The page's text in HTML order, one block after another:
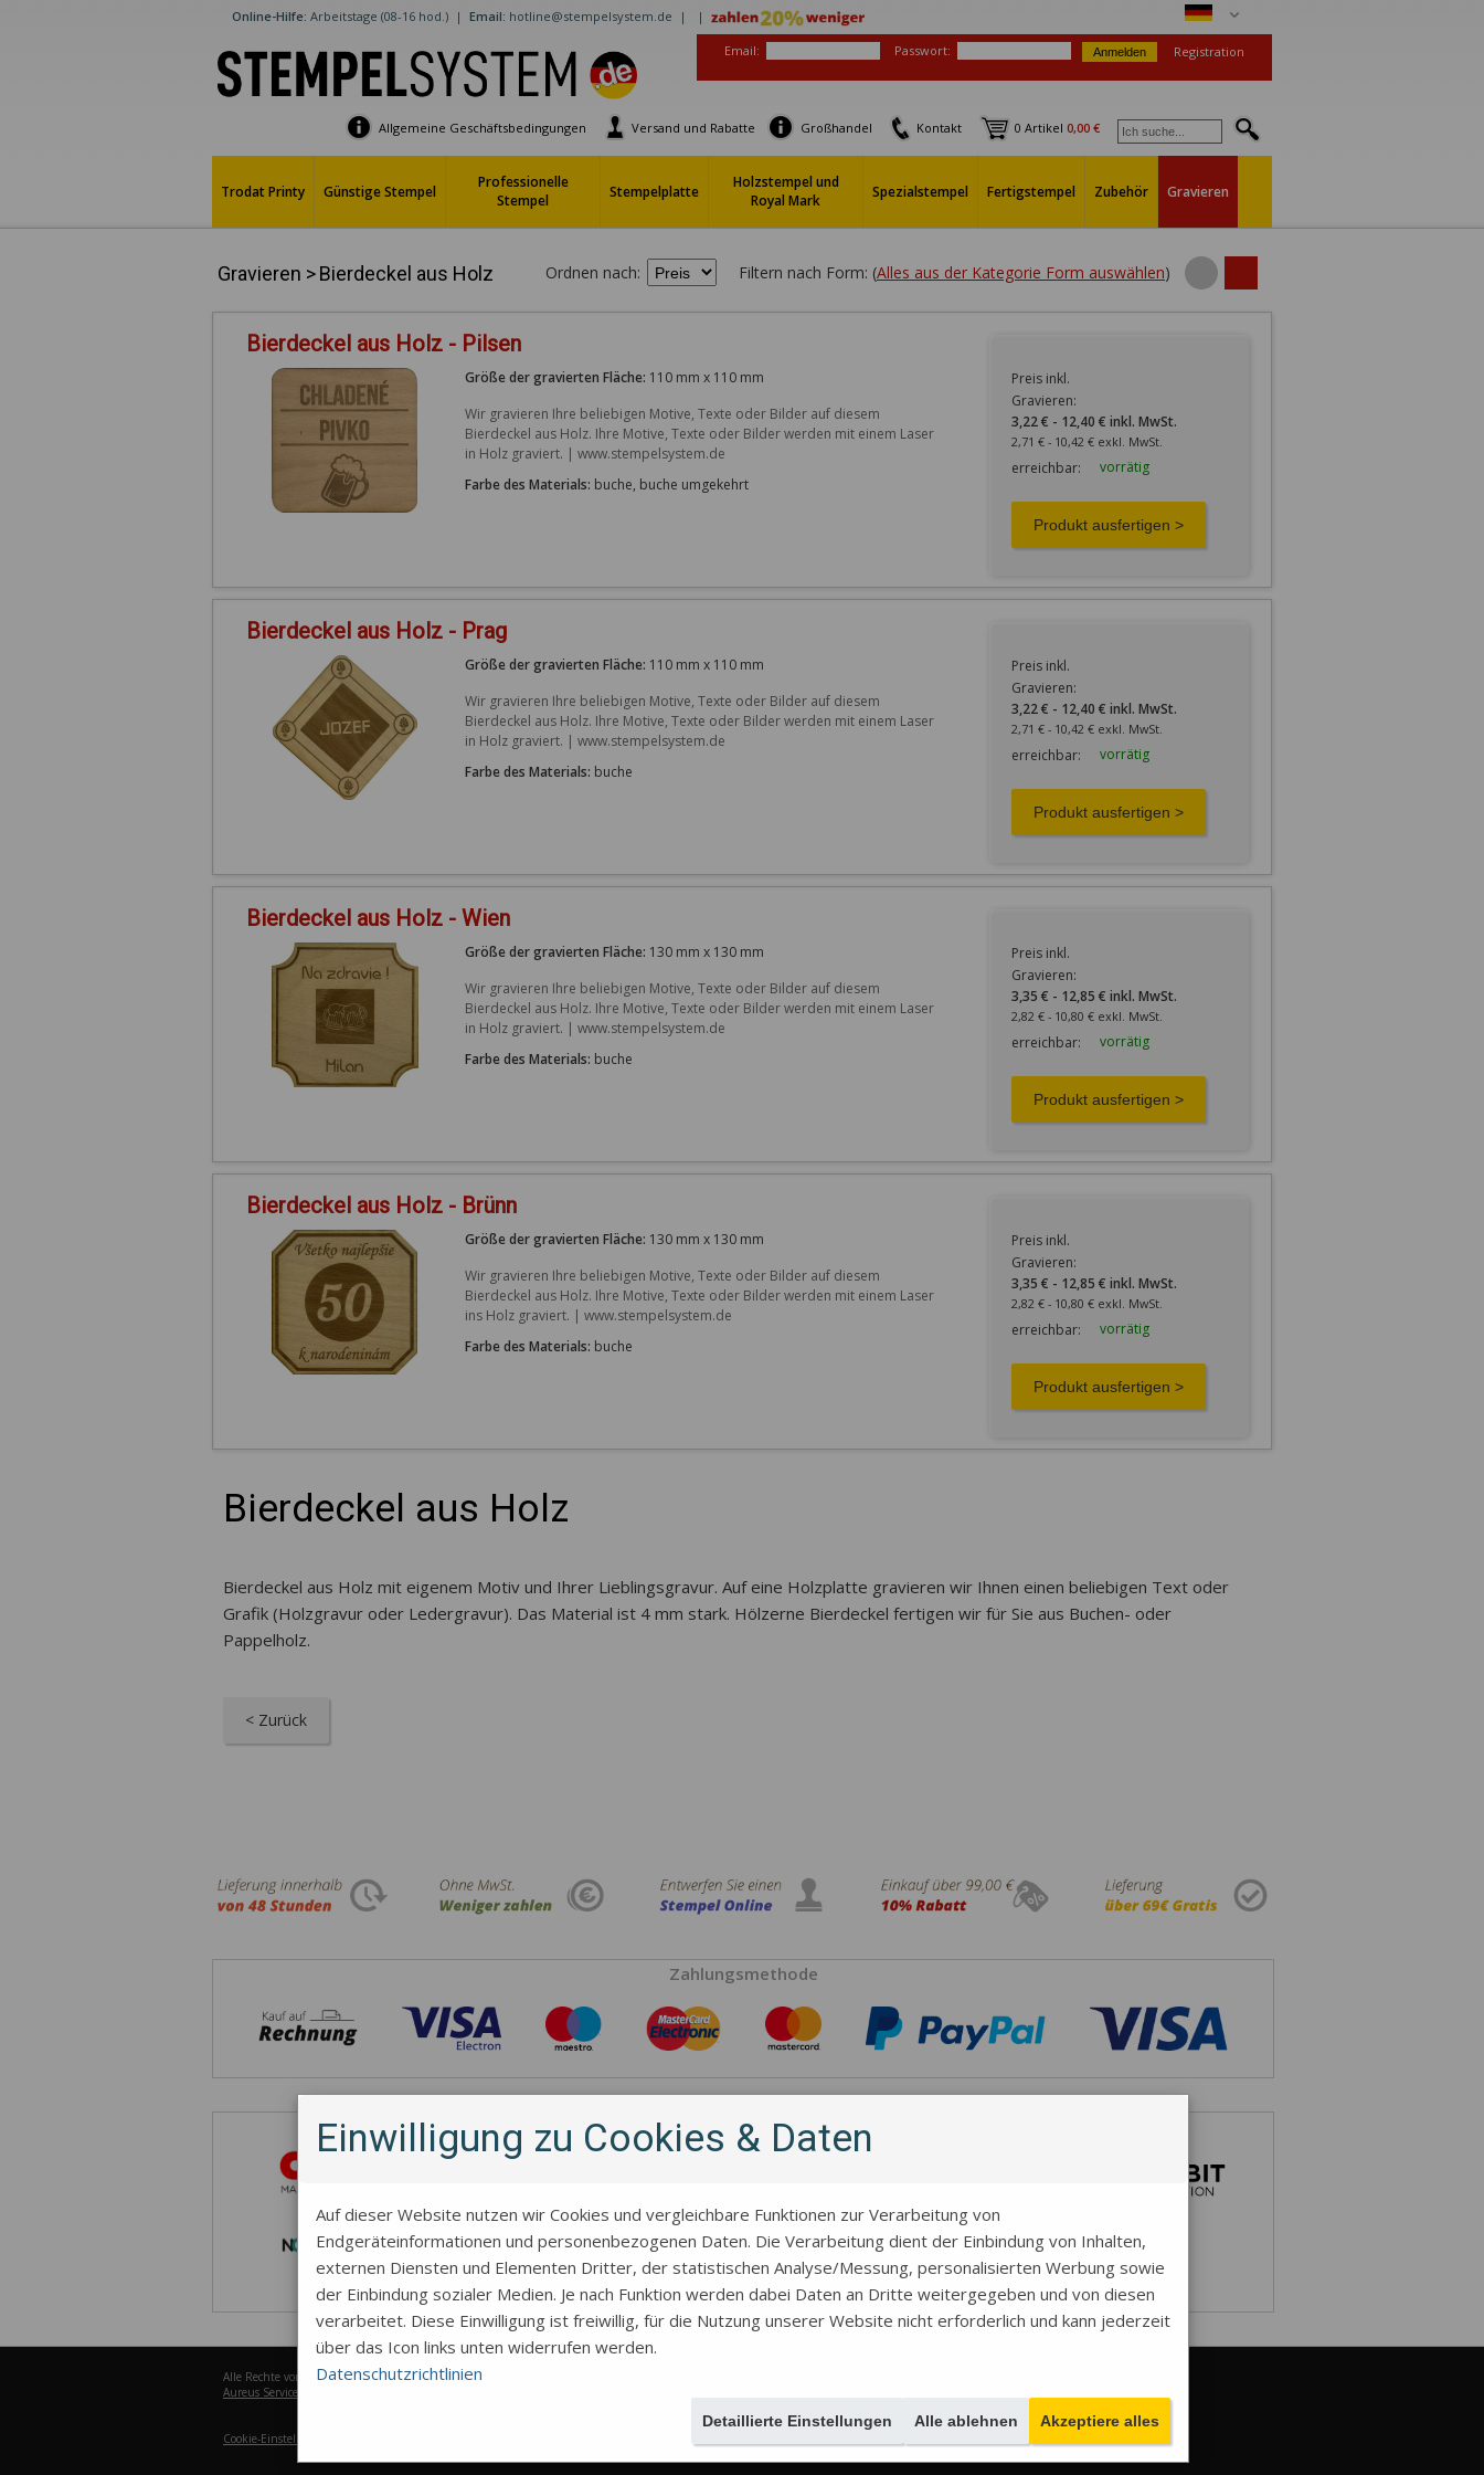
Online-Hilfe: Arbeitstage (08-16 hod.) | Email: hotline@stempelsystem.de | |
Email: Passwort: Registration
Allgemeine Geschäftsbedingungen Versand und Rabatte Großhandel Kontakt 0 Artikel 0,00 €
Trodat Printy Günstige Stempel
Professionelle
Stempel
Stempelplatte
Holzstempel und
Royal Mark
Spezialstempel Fertigstempel Zubehör Gravieren
Gravieren >Bierdeckel aus Holz Filtern nach Form: (Alles aus der Kategorie Form auswählen)
Ordnen nach:
Bierdeckel aus Holz - Pilsen
Größe der gravierten Fläche: 110 mm x 110 mm
Wir gravieren Ihre beliebigen Motive, Texte oder Bilder auf diesem
Bierdeckel aus Holz. Ihre Motive, Texte oder Bilder werden mit einem Laser
in Holz graviert. | www.stempelsystem.de
Farbe des Materials: buche, buche umgekehrt
Preis inkl.
Gravieren:
3,22 € - 12,40 € inkl. MwSt.
2,71 € - 10,42 € exkl. MwSt.
erreichbar: vorrätig
Bierdeckel aus Holz - Prag
Größe der gravierten Fläche: 110 mm x 110 mm
Wir gravieren Ihre beliebigen Motive, Texte oder Bilder auf diesem
Bierdeckel aus Holz. Ihre Motive, Texte oder Bilder werden mit einem Laser
in Holz graviert. | www.stempelsystem.de
Farbe des Materials: buche
Preis inkl.
Gravieren:
3,22 € - 12,40 € inkl. MwSt.
2,71 € - 10,42 € exkl. MwSt.
erreichbar: vorrätig
Bierdeckel aus Holz - Wien
Größe der gravierten Fläche: 130 mm x 130 mm
Wir gravieren Ihre beliebigen Motive, Texte oder Bilder auf diesem
Bierdeckel aus Holz. Ihre Motive, Texte oder Bilder werden mit einem Laser
in Holz graviert. | www.stempelsystem.de
Farbe des Materials: buche
Preis inkl.
Gravieren:
3,35 € - 12,85 € inkl. MwSt.
2,82 € - 10,80 € exkl. MwSt.
erreichbar: vorrätig
Bierdeckel aus Holz - Brünn
Größe der gravierten Fläche: 130 mm x 130 mm
Wir gravieren Ihre beliebigen Motive, Texte oder Bilder auf diesem
Bierdeckel aus Holz. Ihre Motive, Texte oder Bilder werden mit einem Laser
ins Holz graviert. | www.stempelsystem.de
Farbe des Materials: buche
Preis inkl.
Gravieren:
3,35 € - 12,85 € inkl. MwSt.
2,82 € - 10,80 € exkl. MwSt.
erreichbar: vorrätig
Bierdeckel aus Holz
Bierdeckel aus Holz mit eigenem Motiv und Ihrer Lieblingsgravur. Auf eine Holzplatte gravieren wir Ihnen einen beliebigen Text oder
Grafik (Holzgravur oder Ledergravur). Das Material ist 4 mm stark. Hölzerne Bierdeckel fertigen wir für Sie aus Buchen- oder
Pappelholz.
< Zurück
Zahlungsmethode
Hersteller
Alle Rechte vorbehalten © 2026
Aureus Services
Cookie-Einstellungen
Über das Projekt
Kekse mit eigenem Motiv für ein Paar Euro.
Ohne MwSt. einkaufen
Einwilligung zu Cookies & Daten
Auf dieser Website nutzen wir Cookies und vergleichbare Funktionen zur Verarbeitung von
Endgeräteinformationen und personenbezogenen Daten. Die Verarbeitung dient der Einbindung von Inhalten,
externen Diensten und Elementen Dritter, der statistischen Analyse/Messung, personalisierten Werbung sowie
der Einbindung sozialer Medien. Je nach Funktion werden dabei Daten an Dritte weitergegeben und von diesen
verarbeitet. Diese Einwilligung ist freiwillig, für die Nutzung unserer Website nicht erforderlich und kann jederzeit
über das Icon links unten widerrufen werden.
Datenschutzrichtlinien
Detaillierte Einstellungen Alle ablehnen Akzeptiere alles
Funktion